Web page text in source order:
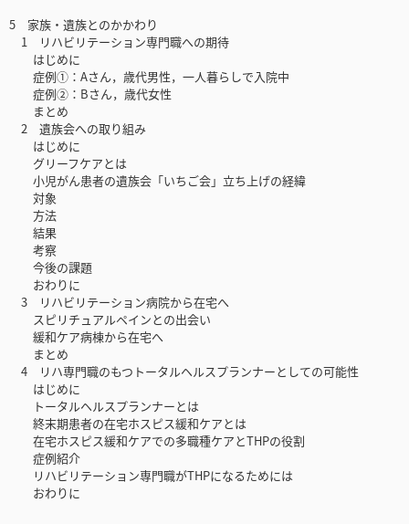
5 家族・遺族とのかかわり
1 リハビリテーション専門職への期待
はじめに
症例①：Aさん，歳代男性，一人暮らしで入院中
症例②：Bさん，歳代女性
まとめ
2 遺族会への取り組み
はじめに
グリーフケアとは
小児がん患者の遺族会「いちご会」立ち上げの経緯
対象
方法
結果
考察
今後の課題
おわりに
3 リハビリテーション病院から在宅へ
スピリチュアルペインとの出会い
緩和ケア病棟から在宅へ
まとめ
4 リハ専門職のもつトータルヘルスプランナーとしての可能性
はじめに
トータルヘルスプランナーとは
終末期患者の在宅ホスピス緩和ケアとは
在宅ホスピス緩和ケアでの多職種ケアとTHPの役割
症例紹介
リハビリテーション専門職がTHPになるためには
おわりに